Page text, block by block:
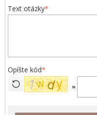
Text otázky*
Opíšte kód*
»